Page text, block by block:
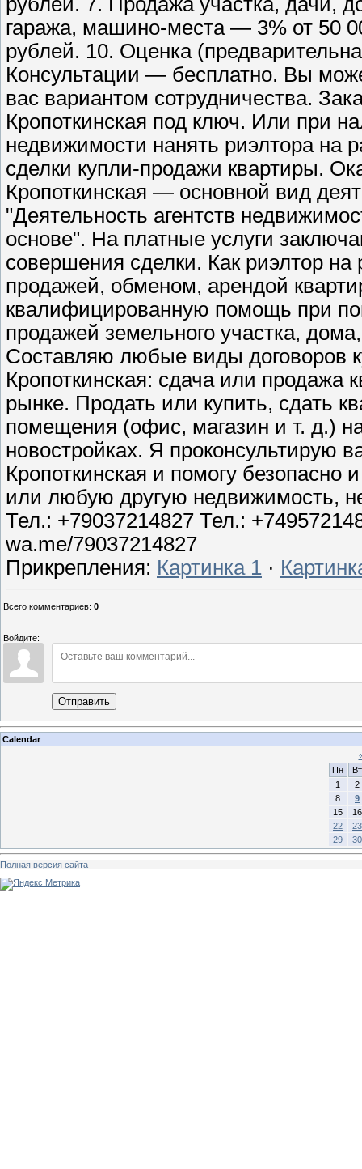
гаража, машино-места — 3% от 50
рублей. 10. Оценка
Консультации — бесплатно. Вы
вас вариантом сотрудничества.
Кропоткинская под ключ. Или при
недвижимости нанять риэлтора на
сделки купли-продажи квартиры.
Кропоткинская — основной вид
"Деятельность агентств
основе". На платные услуги
совершения сделки. Как риэлтор
продажей, обменом, арендой
квалифицированную помощь при
продажей земельного участка,
Составляю любые виды договоров
Кропоткинская: сдача или продажа
рынке. Продать или купить, сдать
помещения (офис, магазин и т. д.)
новостройках. Я
Кропоткинская и помогу безопасно
или любую другую недвижимость,
Тел.: +79037214827 Тел.:
wa.me/79037214827
Прикрепления: Картинка 1 ·
Всего комментариев: 0
Войдите:
Отправить
Calendar
Пн
Вт
1
2
8
9
15
16
22
23
29
30
Полная версия сайта